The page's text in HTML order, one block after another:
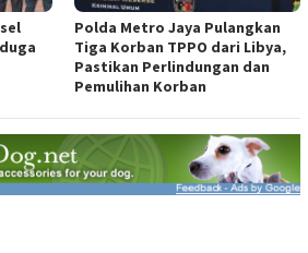
Polda Metro Jaya Pulangkan
Tiga Korban TPPO dari Libya,
Pastikan Perlindungan dan
Pemulihan Korban